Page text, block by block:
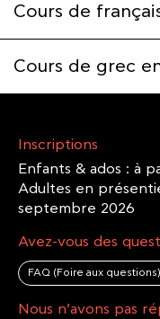
Cours de
Cours de grec
Inscriptions
Enfants & ados : à
Adultes en
septembre 2026
Avez-vous des
FAQ (Foire aux
Nous n’avons pas